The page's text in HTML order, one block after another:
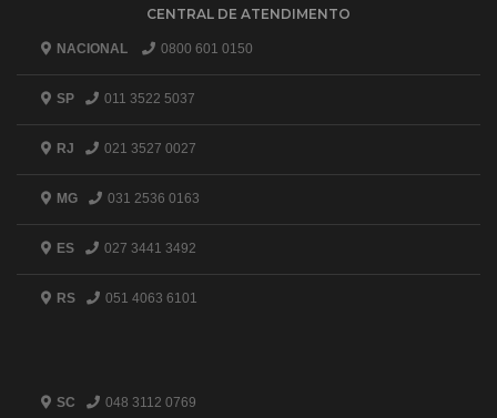
CENTRAL DE ATENDIMENTO
NACIONAL 0800 601 0150
SP 011 3522 5037
RJ 021 3527 0027
MG 031 2536 0163
ES 027 3441 3492
RS 051 4063 6101
SC 048 3112 0769